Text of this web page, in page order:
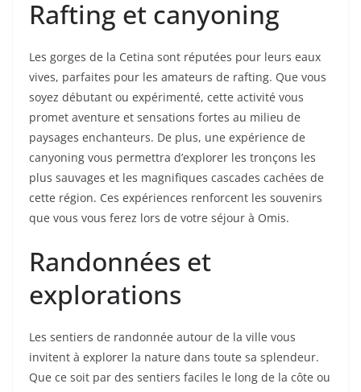
Rafting et canyoning
Les gorges de la Cetina sont réputées pour leurs eaux
vives, parfaites pour les amateurs de rafting. Que vous
soyez débutant ou expérimenté, cette activité vous
promet aventure et sensations fortes au milieu de
paysages enchanteurs. De plus, une expérience de
canyoning vous permettra d’explorer les tronçons les
plus sauvages et les magnifiques cascades cachées de
cette région. Ces expériences renforcent les souvenirs
que vous vous ferez lors de votre séjour à Omis.
Randonnées et
explorations
Les sentiers de randonnée autour de la ville vous
invitent à explorer la nature dans toute sa splendeur.
Que ce soit par des sentiers faciles le long de la côte ou